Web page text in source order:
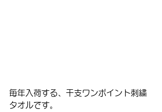
毎年入荷する、干支ワンポイント刺繍
タオルです。